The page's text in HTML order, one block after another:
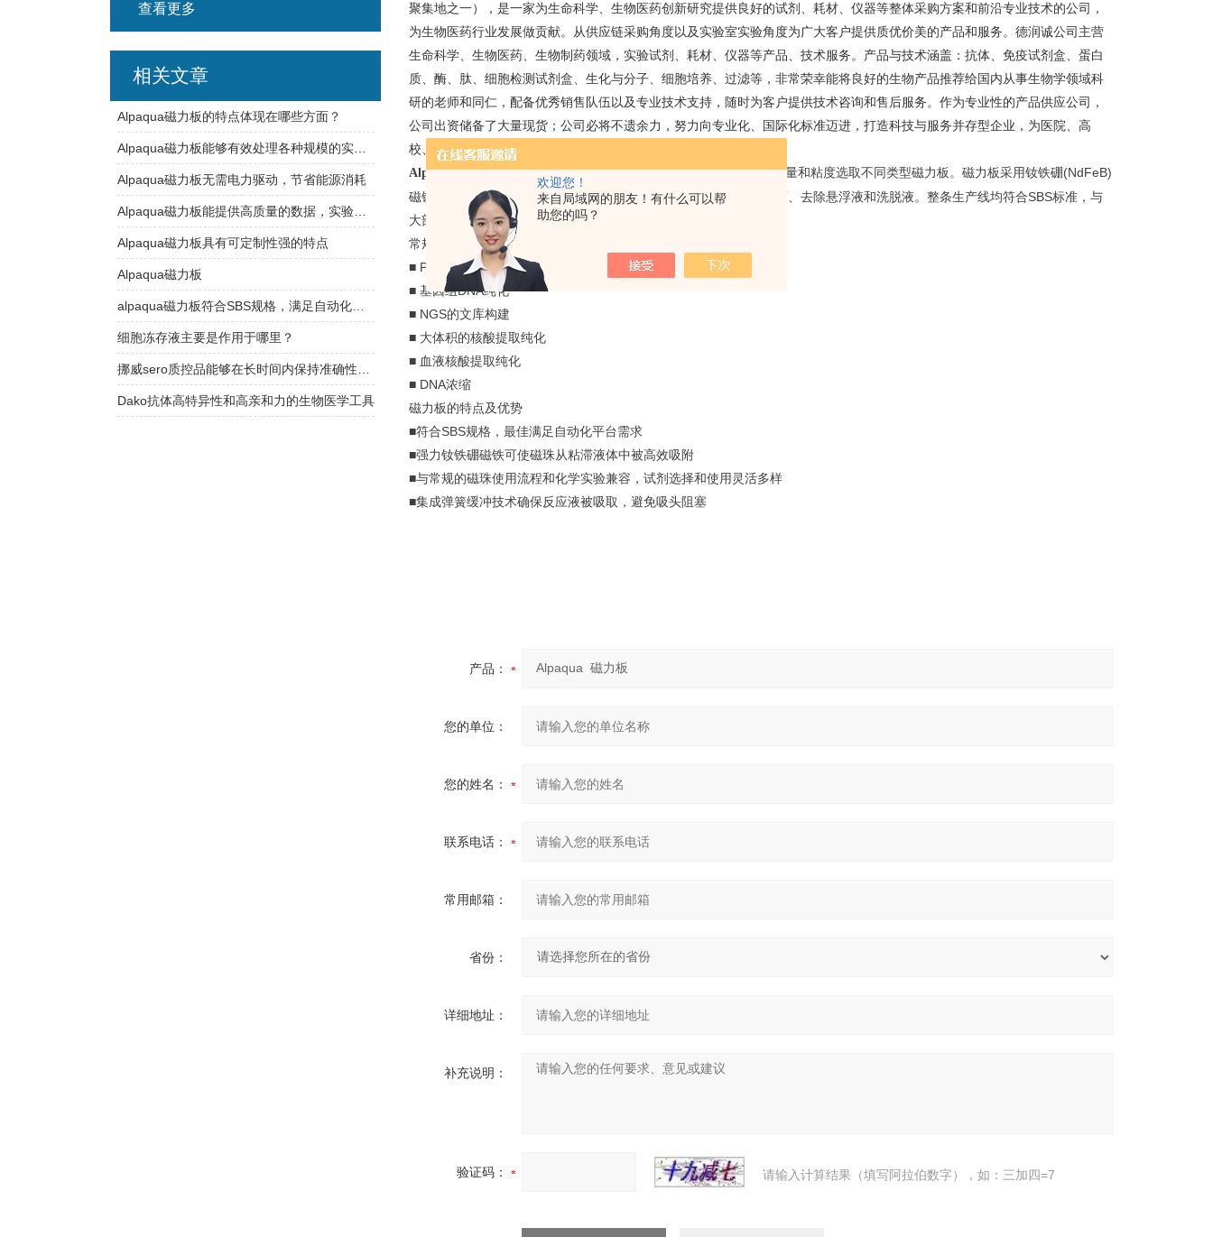
欢迎您！
来自局域网的朋友！有什么可以帮
助您的吗？
聚集地之一），是一家为生命科学、生物医药创新研究提供良好的试剂、耗材、仪器等整体采购方案和前沿专业技术的公司，
为生物医药行业发展做贡献。从供应链采购角度以及实验室实验角度为广大客户提供质优价美的产品和服务。德润诚公司主营
生命科学、生物医药、生物制药领域，实验试剂、耗材、仪器等产品、技术服务。产品与技术涵盖：抗体、免疫试剂盒、蛋白
质、酶、肽、细胞检测试剂盒、生化与分子、细胞培养、过滤等，非常荣幸能将良好的生物产品推荐给国内从事生物学领域科
研的老师和同仁，配备优秀销售队伍以及专业技术支持，随时为客户提供技术咨询和售后服务。作为专业性的产品供应公司，
公司出资储备了大量现货；公司必将不遗余力，努力向专业化、国际化标准迈进，打造科技与服务并存型企业，为医院、高
校、企事业单位客户提供多项专业的一站式服务，享有品牌声誉。
Alpaqua磁力板可提供一系列24-、96-和384-孔磁力板，可依据样品量和粘度选取不同类型磁力板。磁力板采用钕铁硼(NdFeB)
磁铁，拥有不同磁力强度和弹簧缓冲技术，可、进行磁珠的吸附，可、去除悬浮液和洗脱液。整条生产线均符合SBS标准，与
大部分液体处理器兼容。
常规应用
■ PCR和测序样本纯化
■ 基因组DNA纯化
■ NGS的文库构建
■ 大体积的核酸提取纯化
■ 血液核酸提取纯化
■ DNA浓缩
磁力板的特点及优势
■符合SBS规格，最佳满足自动化平台需求
■强力钕铁硼磁铁可使磁珠从粘滞液体中被高效吸附
■与常规的磁珠使用流程和化学实验兼容，试剂选择和使用灵活多样
■集成弹簧缓冲技术确保反应液被吸取，避免吸头阻塞
产品：
您的单位：
您的姓名：
联系电话：
常用邮箱：
省份：
详细地址：
补充说明：
验证码： 请输入计算结果（填写阿拉伯数字），如：三加四=7
查看更多
相关文章
Alpaqua磁力板的特点体现在哪些方面？
Alpaqua磁力板能够有效处理各种规模的实验样品
Alpaqua磁力板无需电力驱动，节省能源消耗
Alpaqua磁力板能提供高质量的数据，实验结果更加可信
Alpaqua磁力板具有可定制性强的特点
Alpaqua磁力板
alpaqua磁力板符合SBS规格，满足自动化平台需求
细胞冻存液主要是作用于哪里？
Dako抗体高特异性和高亲和力的生物医学工具